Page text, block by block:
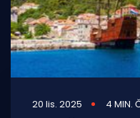
20 lis. 2025 4 MIN.